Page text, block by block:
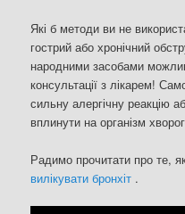
Які б методи ви не
гострий або хронічний
народними засобами
консультації з лікарем!
сильну алергічну реакцію
вплинути на організм
Радимо прочитати про те,
вилікувати бронхіт .